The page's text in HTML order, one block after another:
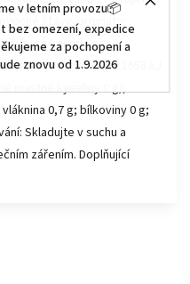
v letním provozu📦
bez omezení, expedice
za pochopení a
znovu od 1.9.2026
šťávy, aromata;
komplexy
na 100 g: energie 1658 kJ
mastné kyseliny 0 g);
0,7 g; bílkoviny 0 g;
Skladujte v suchu a
zářením. Doplňující